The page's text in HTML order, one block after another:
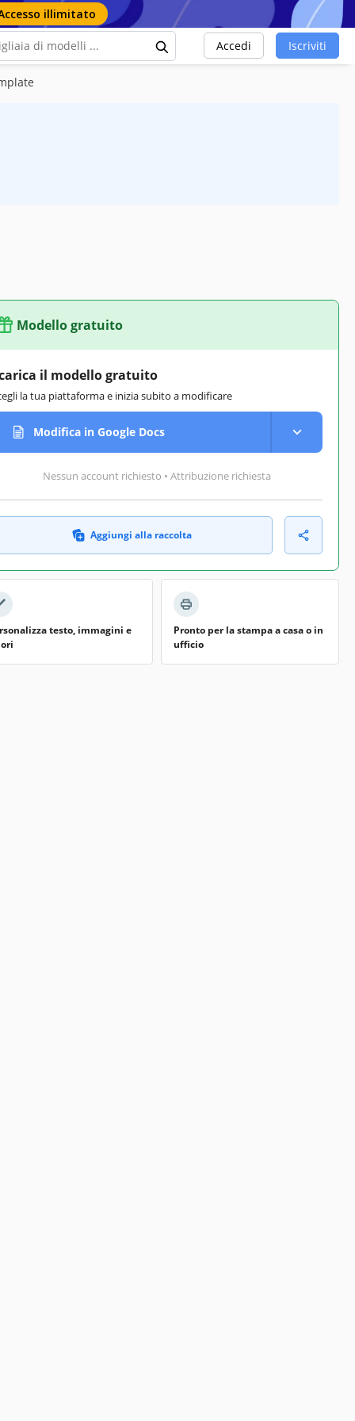
illimitato
Accedi Iscriviti
Modello gratuito
il modello gratuito
la tua piattaforma e inizia subito a modificare
Modifica in Google Docs
Nessun account richiesto • Attribuzione richiesta
Aggiungi alla raccolta
testo, immagini e
Pronto per la stampa a casa o in
ufficio